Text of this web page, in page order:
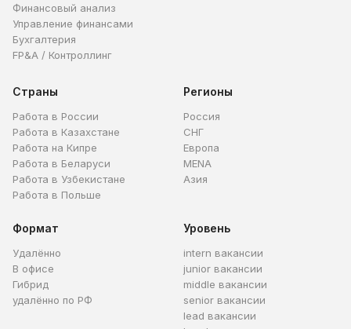
Финансовый анализ
Управление финансами
Бухгалтерия
FP&A / Контроллинг
Страны
Работа в России
Работа в Казахстане
Работа на Кипре
Работа в Беларуси
Работа в Узбекистане
Работа в Польше
Регионы
Россия
СНГ
Европа
MENA
Азия
Формат
Удалённо
В офисе
Гибрид
удалённо по РФ
Уровень
intern вакансии
junior вакансии
middle вакансии
senior вакансии
lead вакансии